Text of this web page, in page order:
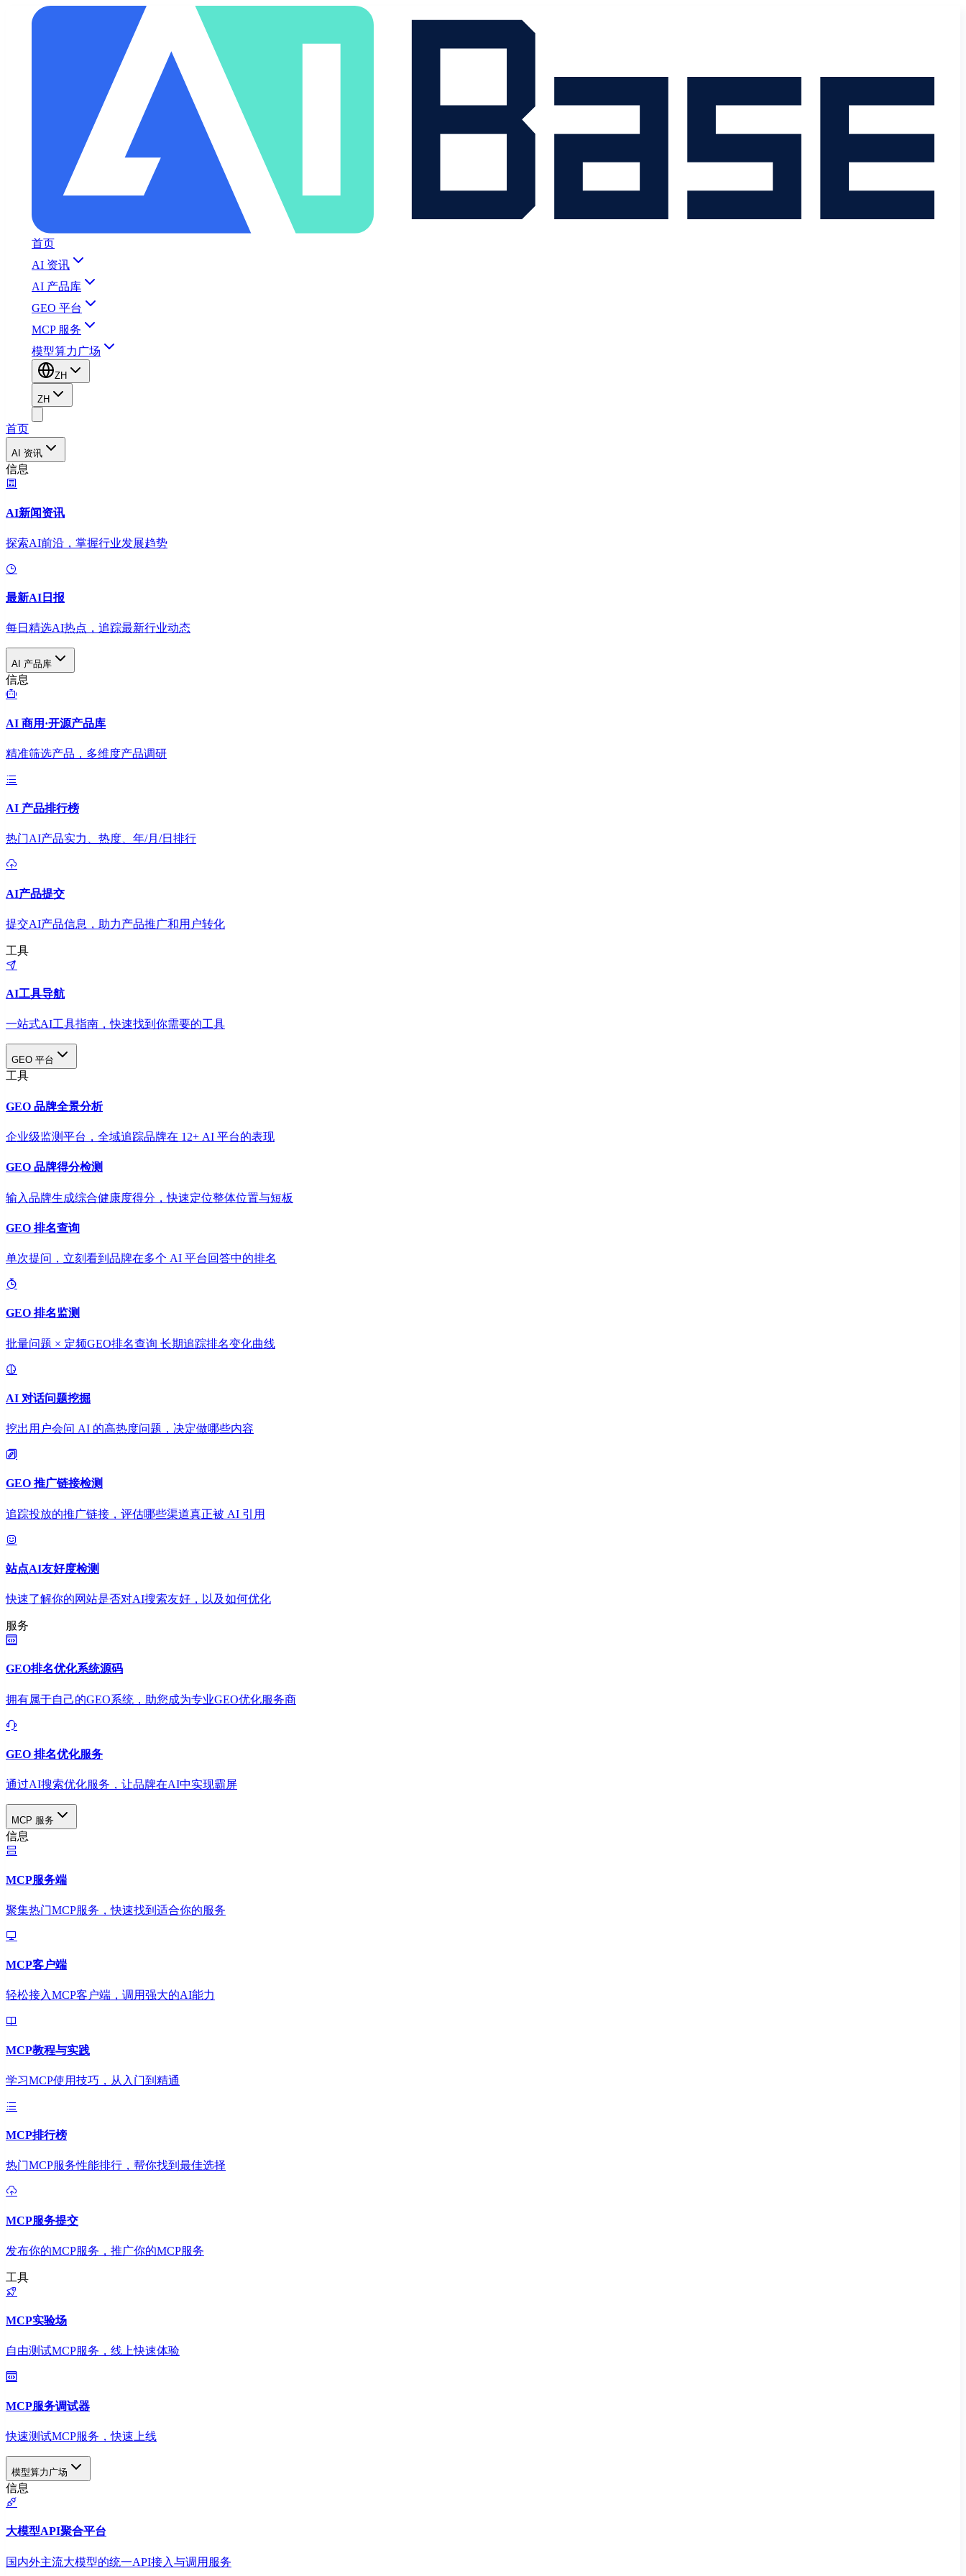
首页
AI 资讯
AI 产品库
GEO 平台
MCP 服务
模型算力广场
ZH
ZH
首页
AI 资讯
信息
AI新闻资讯
探索AI前沿，掌握行业发展趋势
最新AI日报
每日精选AI热点，追踪最新行业动态
AI 产品库
信息
AI 商用·开源产品库
精准筛选产品，多维度产品调研
AI 产品排行榜
热门AI产品实力、热度、年/月/日排行
AI产品提交
提交AI产品信息，助力产品推广和用户转化
工具
AI工具导航
一站式AI工具指南，快速找到你需要的工具
GEO 平台
工具
GEO 品牌全景分析
企业级监测平台，全域追踪品牌在 12+ AI 平台的表现
GEO 品牌得分检测
输入品牌生成综合健康度得分，快速定位整体位置与短板
GEO 排名查询
单次提问，立刻看到品牌在多个 AI 平台回答中的排名
GEO 排名监测
批量问题 × 定频GEO排名查询 长期追踪排名变化曲线
AI 对话问题挖掘
挖出用户会问 AI 的高热度问题，决定做哪些内容
GEO 推广链接检测
追踪投放的推广链接，评估哪些渠道真正被 AI 引用
站点AI友好度检测
快速了解你的网站是否对AI搜索友好，以及如何优化
服务
GEO排名优化系统源码
拥有属于自己的GEO系统，助您成为专业GEO优化服务商
GEO 排名优化服务
通过AI搜索优化服务，让品牌在AI中实现霸屏
MCP 服务
信息
MCP服务端
聚集热门MCP服务，快速找到适合你的服务
MCP客户端
轻松接入MCP客户端，调用强大的AI能力
MCP教程与实践
学习MCP使用技巧，从入门到精通
MCP排行榜
热门MCP服务性能排行，帮你找到最佳选择
MCP服务提交
发布你的MCP服务，推广你的MCP服务
工具
MCP实验场
自由测试MCP服务，线上快速体验
MCP服务调试器
快速测试MCP服务，快速上线
模型算力广场
信息
大模型API聚合平台
国内外主流大模型的统一API接入与调用服务